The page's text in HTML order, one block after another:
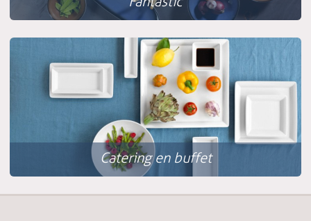
Catering en buffet